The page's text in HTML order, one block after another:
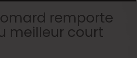
remporte
meilleur court